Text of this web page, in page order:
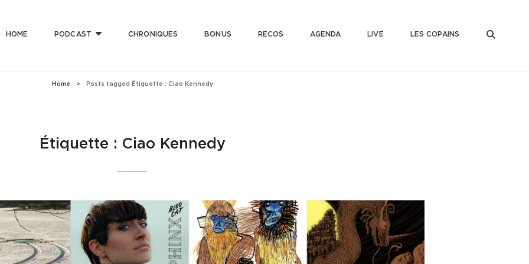
HOME PODCAST CHRONIQUES BONUS RECOS AGENDA LIVE LES COPAINS
Home > Posts tagged Étiquette : Ciao Kennedy
Étiquette : Ciao Kennedy